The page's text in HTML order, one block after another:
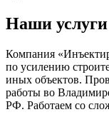
Наши услуги
Компания
по усилению
иных объектов.
работы во
РФ. Работаем со